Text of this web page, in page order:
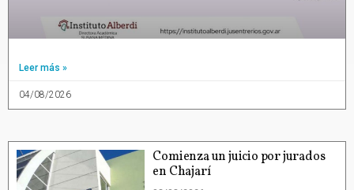
Leer más »
04/08/2026
Comienza un juicio por jurados
en Chajarí